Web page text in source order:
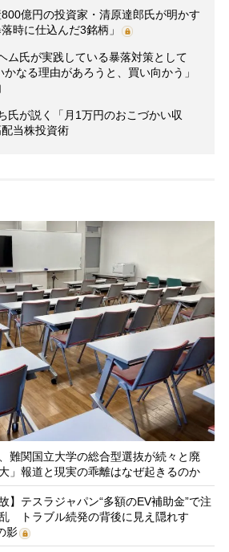
800億円の投資家・清原達郎氏が明かす
時に仕込んだ3銘柄」
ム氏が実践している暴落対策として
かなる理由があろうと、買い向かう」
氏が説く「月1万円のおこづかい収
当株投資術
難関国立大学の総合型選抜が続々と廃
」報道と現実の乖離はなぜ起きるのか
】テスラジャパン“多額のEV補助金”で注
トラブル続発の背後に見え隠れす
影